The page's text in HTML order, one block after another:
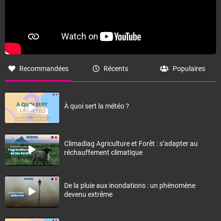
Recommandées Récents Populaires
À quoi sert la météo ?
Climadiag Agriculture et Forêt : s’adapter au
réchauffement climatique
De la pluie aux inondations : un phénomène
devenu extrême